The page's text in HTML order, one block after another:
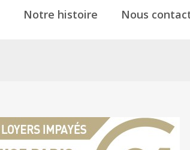
Notre histoire Nous